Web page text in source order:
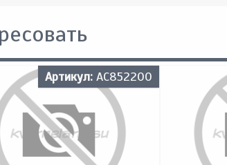
Артикул: AC852200